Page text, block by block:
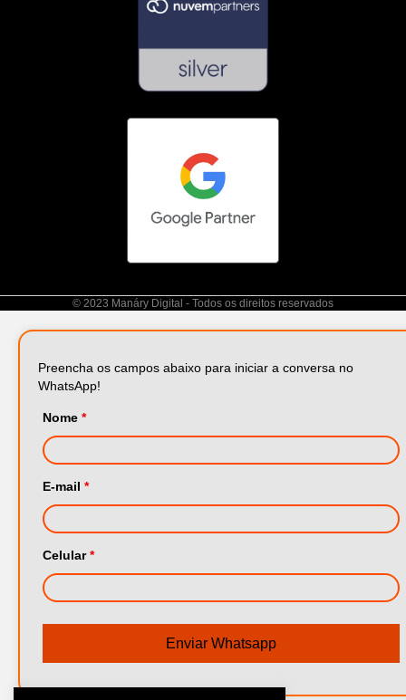
© 2023 Manáry Digital - Todos os direitos reservados
Preencha os campos abaixo para iniciar a conversa no
WhatsApp!
Nome *
E-mail *
Celular*